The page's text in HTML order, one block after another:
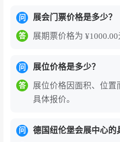
维护客户的集成平台。
德国纽伦堡玩具展览会（
年龄、重体验、强情绪、
合形态。
德国纽伦堡玩具展览会
息，门票购买后主办方
问 展会门票价格是多少？
答 展期票价格为 ¥1000.00
问 展位价格是多少？
答
展位价格因面积、位
具体报价。
问 德国纽伦堡会展中心的